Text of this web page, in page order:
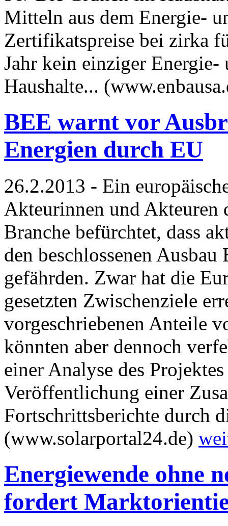
Mitteln aus dem Energie-
Zertifikatspreise bei zirka
Jahr kein einziger
Haushalte...
BEE warnt vor
Energien durch EU
26.2.2013 - Ein
Akteurinnen und Akteuren
Branche befürchtet, dass
den beschlossenen
gefährden. Zwar hat die
gesetzten Zwischenziele
vorgeschriebenen Anteile
könnten aber dennoch
einer Analyse des
Veröffentlichung einer
Fortschrittsberichte durch
(www.solarportal24.de)
Energiewende ohne
fordert